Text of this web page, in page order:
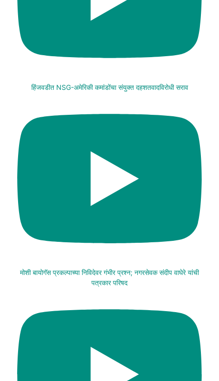
हिंजवडीत NSG-अमेरिकी कमांडोंचा संयुक्त दहशतवादविरोधी सराव
मोशी बायोगॅस प्रकल्पाच्या निविदेवर गंभीर प्रश्न; नगरसेवक संदीप वाघेरे यांची
पत्रकार परिषद